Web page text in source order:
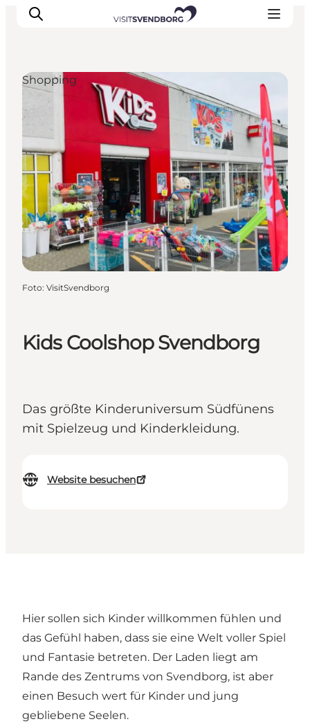
Veranstaltungen
Essen und Trinken
Shopping in Svendborg
Übernachtung
Den Urlaub planen
Kids Coolshop Svendborg
Das größte Kinderuniversum Südfünens
mit Spielzeug und Kinderkleidung.
Website besuchen
Shopping
Foto: VisitSvendborg
Hier sollen sich Kinder willkommen fühlen und
das Gefühl haben, dass sie eine Welt voller Spiel
und Fantasie betreten. Der Laden liegt am
Rande des Zentrums von Svendborg, ist aber
einen Besuch wert für Kinder und jung
gebliebene Seelen.